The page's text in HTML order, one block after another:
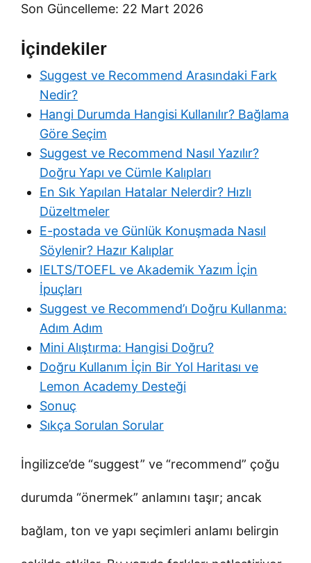
Son Güncelleme: 22 Mart 2026
İçindekiler
Suggest ve Recommend Arasındaki Fark
Nedir?
Hangi Durumda Hangisi Kullanılır? Bağlama
Göre Seçim
Suggest ve Recommend Nasıl Yazılır?
Doğru Yapı ve Cümle Kalıpları
En Sık Yapılan Hatalar Nelerdir? Hızlı
Düzeltmeler
E-postada ve Günlük Konuşmada Nasıl
Söylenir? Hazır Kalıplar
IELTS/TOEFL ve Akademik Yazım İçin
İpuçları
Suggest ve Recommend’ı Doğru Kullanma:
Adım Adım
Mini Alıştırma: Hangisi Doğru?
Doğru Kullanım İçin Bir Yol Haritası ve
Lemon Academy Desteği
Sonuç
Sıkça Sorulan Sorular
İngilizce’de “suggest” ve “recommend” çoğu
durumda “önermek” anlamını taşır; ancak
bağlam, ton ve yapı seçimleri anlamı belirgin